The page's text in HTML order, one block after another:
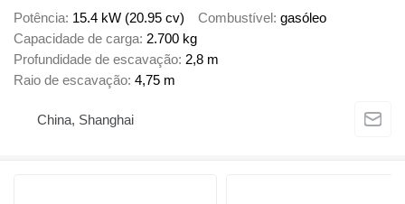
Potência 15.4 kW (20.95 cv) Combustível gasóleo
Capacidade de carga 2.700 kg
Profundidade de escavação 2,8 m
Raio de escavação 4,75 m
China, Shanghai